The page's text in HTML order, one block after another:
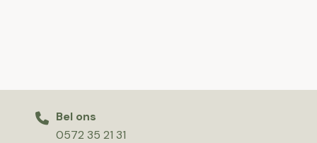
Bel ons
0572 35 21 31